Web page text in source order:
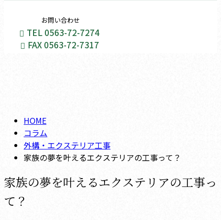
お問い合わせ
TEL 0563-72-7274
FAX 0563-72-7317
HOME
コラム
外構・エクステリア工事
家族の夢を叶えるエクステリアの工事って？
家族の夢を叶えるエクステリアの工事っ
て？